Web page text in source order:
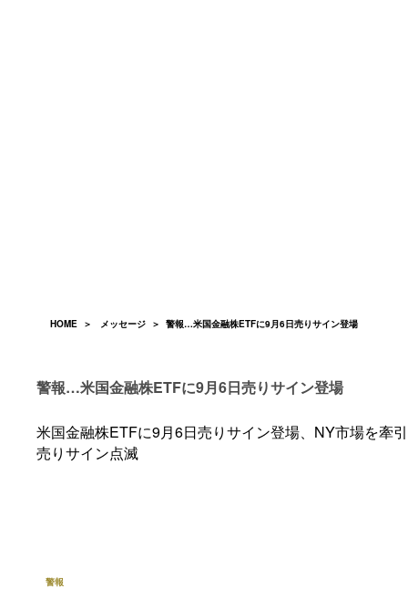
HOME ＞ メッセージ ＞ 警報…米国金融株ETFに9月6日売りサイン登場
警報…米国金融株ETFに9月6日売りサイン登場
米国金融株ETFに9月6日売りサイン登場、NY市場を牽
売りサイン点滅
警報